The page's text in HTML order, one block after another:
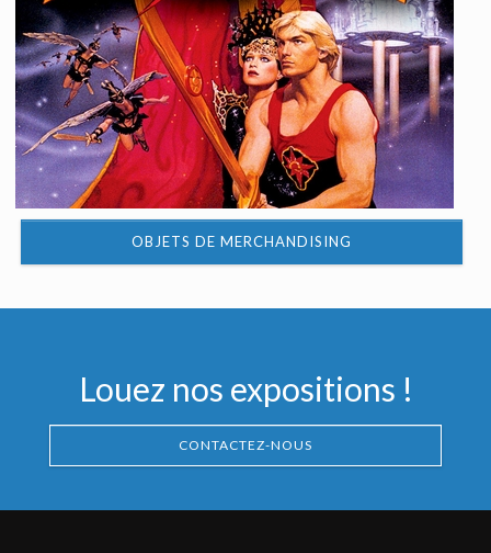
OBJETS DE MERCHANDISING
Louez nos expositions !
CONTACTEZ-NOUS